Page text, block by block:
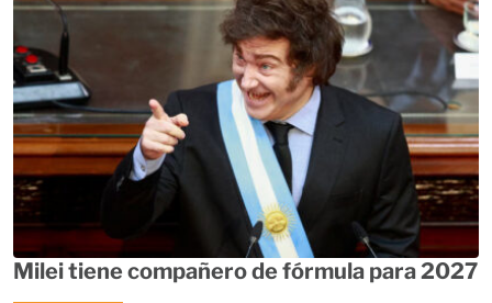
Milei tiene compañero de fórmula para 2027